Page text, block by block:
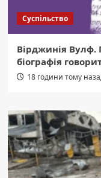
Суспільство
Вірджинія Вулф.
біографія
18 години тому